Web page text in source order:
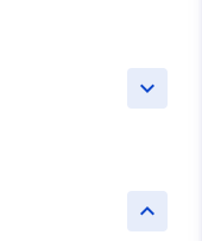
keyboard_arrow_down
keyboard_arrow_up